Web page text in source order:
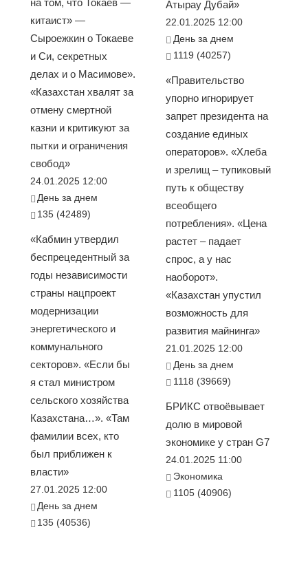
на том, что Токаев —
китаист» —
Сыроежкин о Токаеве
и Си, секретных
делах и о Масимове».
«Казахстан хвалят за
отмену смертной
казни и критикуют за
пытки и ограничения
свобод»
24.01.2025 12:00
День за днем
135 (42489)
«Кабмин утвердил
беспрецедентный за
годы независимости
страны нацпроект
модернизации
энергетического и
коммунального
секторов». «Если бы
я стал министром
сельского хозяйства
Казахстана…». «Там
фамилии всех, кто
был приближен к
власти»
27.01.2025 12:00
День за днем
135 (40536)
Атырау Дубай»
22.01.2025 12:00
День за днем
1119 (40257)
«Правительство
упорно игнорирует
запрет президента на
создание единых
операторов». «Хлеба
и зрелищ – тупиковый
путь к обществу
всеобщего
потребления». «Цена
растет – падает
спрос, а у нас
наоборот».
«Казахстан упустил
возможность для
развития майнинга»
21.01.2025 12:00
День за днем
1118 (39669)
БРИКС отвоёвывает
долю в мировой
экономике у стран G7
24.01.2025 11:00
Экономика
1105 (40906)